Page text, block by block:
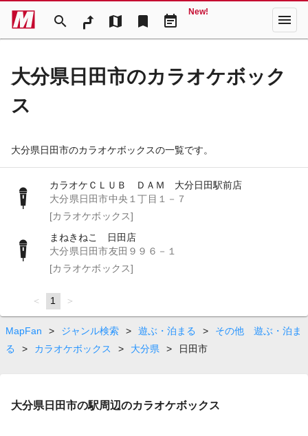
search map bookmark event_note
New! menu
大分県日田市のカラオケボック
ス
大分県日田市のカラオケボックスの一覧です。
カラオケＣＬＵＢ ＤＡＭ 大分日田駅前店
大分県日田市中央１丁目１－７
[カラオケボックス]
まねきねこ 日田店
大分県日田市友田９９６－１
[カラオケボックス]
page
You're
on
page
1 page
MapFan > ジャンル検索 > 遊ぶ・泊まる >
その他 遊ぶ・泊ま
る
> カラオケボックス > 大分県 > 日田市
大分県日田市の駅周辺のカラオケボックス